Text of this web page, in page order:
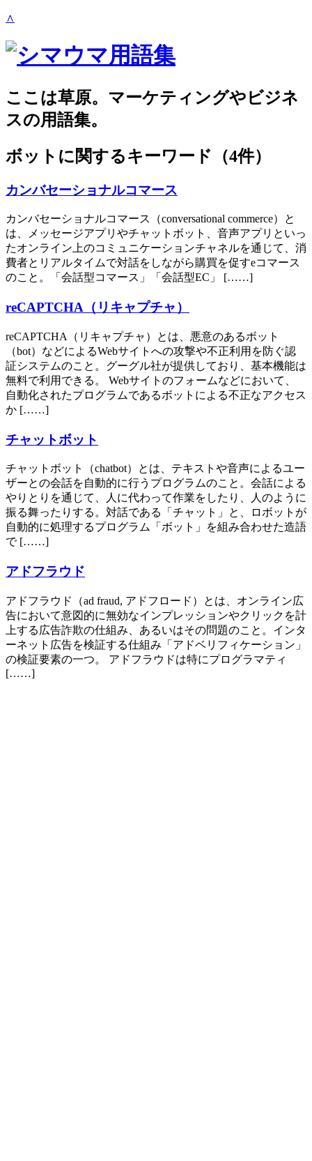
∧
ここは草原。マーケティングやビジネ
スの用語集。
ボット に関するキーワード（4件）
カンバセーショナルコマース
カンバセーショナルコマース（conversational commerce）と
は、メッセージアプリやチャットボット、音声アプリといっ
たオンライン上のコミュニケーションチャネルを通じて、消
費者とリアルタイムで対話をしながら購買を促すeコマース
のこと。「会話型コマース」「会話型EC」 [……]
reCAPTCHA（リキャプチャ）
reCAPTCHA（リキャプチャ）とは、悪意のあるボット
（bot）などによるWebサイトへの攻撃や不正利用を防ぐ認
証システムのこと。グーグル社が提供しており、基本機能は
無料で利用できる。 Webサイトのフォームなどにおいて、
自動化されたプログラムであるボットによる不正なアクセス
か [……]
チャットボット
チャットボット（chatbot）とは、テキストや音声によるユー
ザーとの会話を自動的に行うプログラムのこと。会話による
やりとりを通じて、人に代わって作業をしたり、人のように
振る舞ったりする。対話である「チャット」と、ロボットが
自動的に処理するプログラム「ボット」を組み合わせた造語
で [……]
アドフラウド
アドフラウド（ad fraud, アドフロード）とは、オンライン広
告において意図的に無効なインプレッションやクリックを計
上する広告詐欺の仕組み、あるいはその問題のこと。インタ
ーネット広告を検証する仕組み「アドベリフィケーション」
の検証要素の一つ。 アドフラウドは特にプログラマティ
[……]